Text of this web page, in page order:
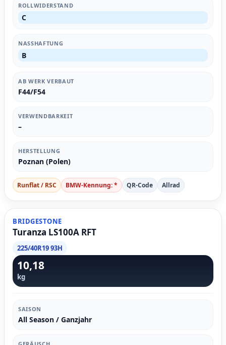
ROLLWIDERSTAND
C
NASSHAFTUNG
B
AB WERK VERBAUT
F44/F54
VERWENDBARKEIT
–
HERSTELLUNG
Poznan (Polen)
Runflat / RSC BMW-Kennung: * QR-Code Allrad
BRIDGESTONE
Turanza LS100A RFT
225/40R19 93H
10,18
kg
SAISON
All Season / Ganzjahr